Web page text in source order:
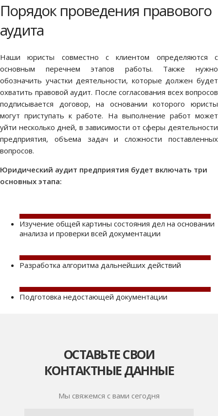
Порядок проведения правового
аудита
Наши юристы совместно с клиентом определяются с
основным перечнем этапов работы. Также нужно
обозначить участки деятельности, которые должен будет
охватить правовой аудит. После согласования всех вопросов
подписывается договор, на основании которого юристы
могут приступать к работе. На выполнение работ может
уйти несколько дней, в зависимости от сферы деятельности
предприятия, объема задач и сложности поставленных
вопросов.
Юридический аудит предприятия будет включать три
основных этапа:
Изучение общей картины состояния дел на основании
анализа и проверки всей документации
Разработка алгоритма дальнейших действий
Подготовка недостающей документации
ОСТАВЬТЕ СВОИ
КОНТАКТНЫЕ ДАННЫЕ
Мы свяжемся с вами сегодня